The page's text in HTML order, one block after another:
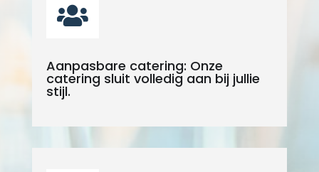

Aanpasbare catering: Onze
catering sluit volledig aan bij jullie
stijl.